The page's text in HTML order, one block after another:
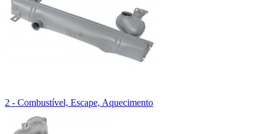
2 - Combustível, Escape, Aquecimento